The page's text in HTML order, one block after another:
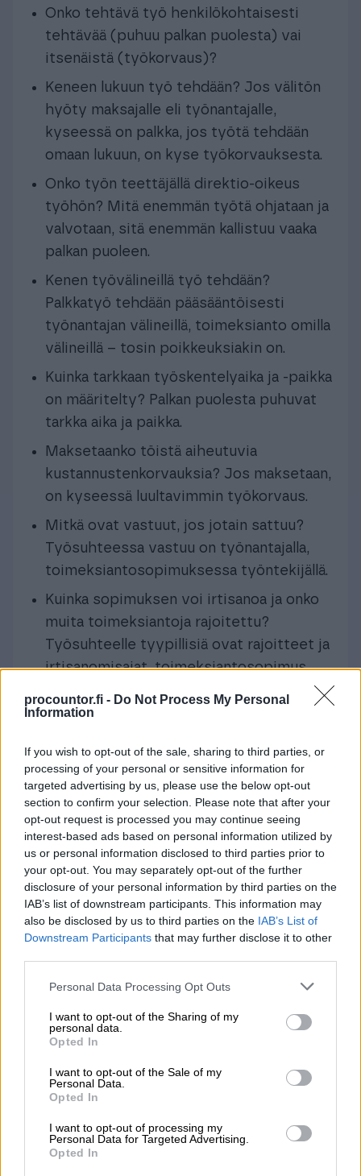
procountor.fi - Do Not Process My Personal
Information
If you wish to opt-out of the sale, sharing to third parties, or
processing of your personal or sensitive information for
targeted advertising by us, please use the below opt-out
section to confirm your selection. Please note that after your
opt-out request is processed you may continue seeing
interest-based ads based on personal information utilized by
us or personal information disclosed to third parties prior to
your opt-out. You may separately opt-out of the further
disclosure of your personal information by third parties on the
IAB’s list of downstream participants. This information may
also be disclosed by us to third parties on the IAB’s List of
Downstream Participants that may further disclose it to other
Please note that this website/app uses one or more Google
not limited to your visit or usage behaviour. You may click to
grant or deny consent to Google and its third-party tags to
use your data for below specified purposes in below Google
consent section.
Personal Data Processing Opt Outs
I want to opt-out of the Sharing of my
personal data.
Opted In
I want to opt-out of the Sale of my
Personal Data.
Opted In
I want to opt-out of processing my
Personal Data for Targeted Advertising.
Opted In
Onko tehtävä työ henkilökohtaisesti
tehtävää (puhuu palkan puolesta) vai
itsenäistä (työkorvaus)?
Keneen lukuun työ tehdään? Jos välitön
hyöty maksajalle eli työnantajalle,
kyseessä on palkka, jos työtä tehdään
omaan lukuun, on kyse työkorvauksesta.
Onko työn teettäjällä direktio-oikeus
työhön? Mitä enemmän työtä ohjataan ja
valvotaan, sitä enemmän kallistuu vaaka
palkan puoleen.
Kenen työvälineillä työ tehdään?
Palkkatyö tehdään pääsääntöisesti
työnantajan välineillä, toimeksianto omilla
välineillä – tosin poikkeuksiakin on.
Kuinka tarkkaan työskentelyaika ja -paikka
on määritelty? Palkan puolesta puhuvat
tarkka aika ja paikka.
Maksetaanko töistä aiheutuvia
kustannustenkorvauksia? Jos maksetaan,
on kyseessä luultavimmin työkorvaus.
Mitkä ovat vastuut, jos jotain sattuu?
Työsuhteessa vastuu on työnantajalla,
toimeksiantosopimuksessa työntekijällä.
Kuinka sopimuksen voi irtisanoa ja onko
muita toimeksiantoja rajoitettu?
Työsuhteelle tyypillisiä ovat rajoitteet ja
irtisanomisajat, toimeksiantosopimus
sopimuksen puitteissa.
onko asetettu kilpailukielto tai
salassapitovelvollisuuksia?
Työkorvauksessa ei pääasiassa ole
rajoituksia, kun taas työsuhteeseen
esimerkiksi kilpailevan toiminnan kielto
tulee jotyösopimuslaista.
Muodollisia tunnusmerkkejä:
palkka vai työkorvaus
toimiminen
Pakollisten sosiaalivakuutusten
ottaminen
Toimilupa-asiat
Ennakkoperintä- ja muihin rekistereihin
kuuluminen
Lakisääteisten ilmoitusten tekeminen.